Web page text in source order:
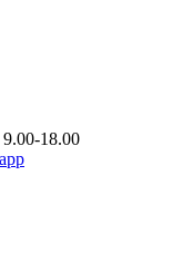
18.00